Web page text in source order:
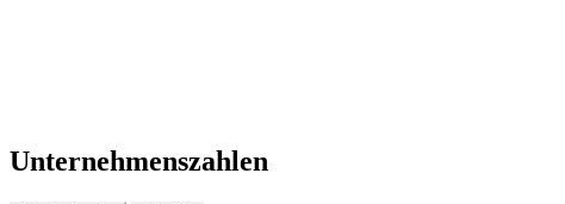
Unternehmenszahlen